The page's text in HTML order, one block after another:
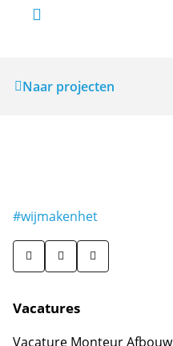
Naar projecten
#wijmakenhet
Vacatures
Vacature Monteur Afbouw